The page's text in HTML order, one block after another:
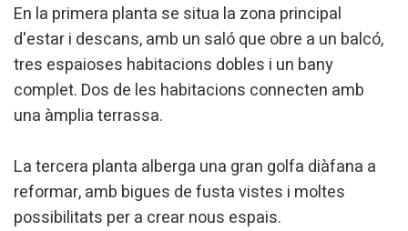
En la primera planta se situa la zona principal
d'estar i descans, amb un saló que obre a un balcó,
tres espaioses habitacions dobles i un bany
complet. Dos de les habitacions connecten amb
una àmplia terrassa.
La tercera planta alberga una gran golfa diàfana a
reformar, amb bigues de fusta vistes i moltes
possibilitats per a crear nous espais.
Permeten fer el seguiment i l'anàlisi del comportament
dels usuaris d'aquest lloc web. La informació recollida
mitjançant aquest tipus de cookies s'utilitza en el
perfils de navegació dels usuaris per introduir millores en
funció de l'anàlisi de les dades d'ús que fan els usuaris del
servei. Permeten desar la informació de preferència de
l'usuari per millorar la qualitat dels nostres serveis i oferir
una millor experiència a través de productes recomanats.
Marketing i publicitat
Aquestes cookies són utilitzades per emmagatzemar
informació sobre les preferències i les eleccions personals